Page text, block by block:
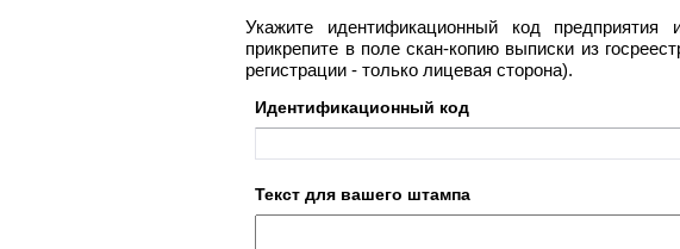
Укажите идентификационный код
прикрепите в поле скан-копию выписки из
регистрации - только лицевая сторона).
Идентификационный код
Текст для вашего штампа